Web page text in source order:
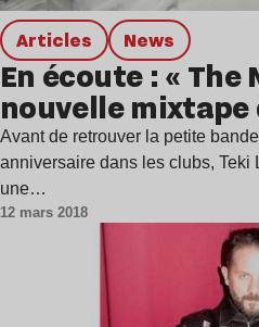
Articles news
En écoute : « The
nouvelle mixtape
Avant de retrouver la petite
anniversaire dans les clubs, Teki
une…
12 mars 2018